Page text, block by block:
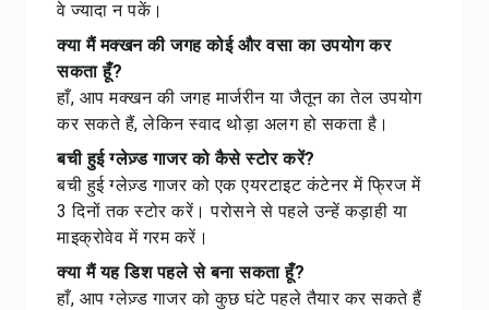
वे ज्यादा न पकें।
क्या मैं मक्खन की जगह कोई और वसा का उपयोग कर
सकता हूँ?
हाँ, आप मक्खन की जगह मार्जरीन या जैतून का तेल उपयोग
कर सकते हैं, लेकिन स्वाद थोड़ा अलग हो सकता है।
बची हुई ग्लेज़्ड गाजर को कैसे स्टोर करें?
बची हुई ग्लेज़्ड गाजर को एक एयरटाइट कंटेनर में फ्रिज में
3 दिनों तक स्टोर करें। परोसने से पहले उन्हें कड़ाही या
माइक्रोवेव में गरम करें।
क्या मैं यह डिश पहले से बना सकता हूँ?
हाँ, आप ग्लेज़्ड गाजर को कुछ घंटे पहले तैयार कर सकते हैं